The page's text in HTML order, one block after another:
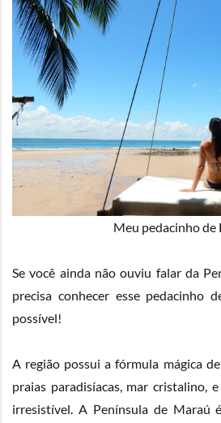
Meu pedacinho de
Se você ainda não ouviu falar da
precisa conhecer esse pedacinho
possível!
A região possui a fórmula mágica
praias paradisíacas, mar cristalino,
irresistível. A Península de Maraú